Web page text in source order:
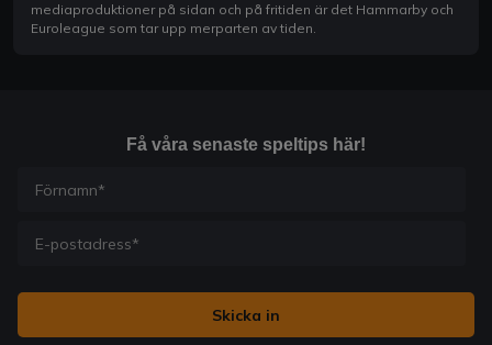
mediaproduktioner på sidan och på fritiden är det Hammarby och
Euroleague som tar upp merparten av tiden.
Få våra senaste speltips här!